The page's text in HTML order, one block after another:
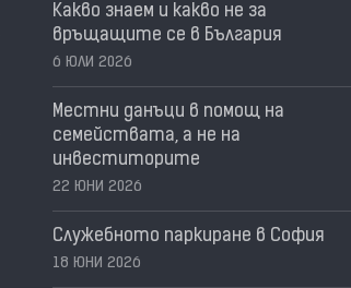
Какво знаем и какво не за
връщащите се в България
6 ЮЛИ 2026
Местни данъци в помощ на
семействата, а не на
инвеститорите
22 ЮНИ 2026
Служебното паркиране в София
18 ЮНИ 2026